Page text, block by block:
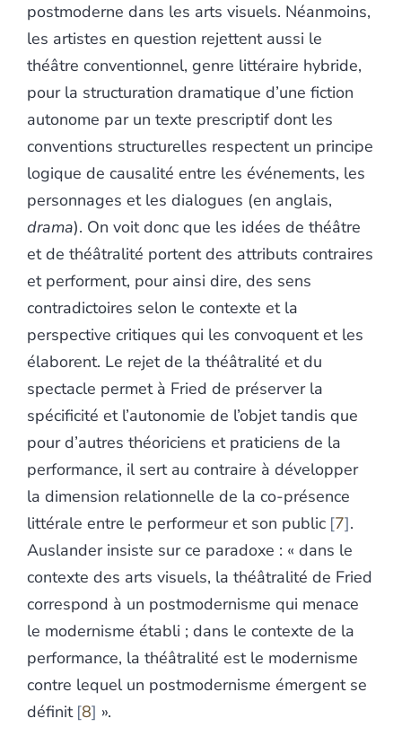
postmoderne dans les arts visuels. Néanmoins,
les artistes en question rejettent aussi le
théâtre conventionnel, genre littéraire hybride,
pour la structuration dramatique d’une fiction
autonome par un texte prescriptif dont les
conventions structurelles respectent un principe
logique de causalité entre les événements, les
personnages et les dialogues (en anglais,
drama). On voit donc que les idées de théâtre
et de théâtralité portent des attributs contraires
et performent, pour ainsi dire, des sens
contradictoires selon le contexte et la
perspective critiques qui les convoquent et les
élaborent. Le rejet de la théâtralité et du
spectacle permet à Fried de préserver la
spécificité et l’autonomie de l’objet tandis que
pour d’autres théoriciens et praticiens de la
performance, il sert au contraire à développer
la dimension relationnelle de la co-présence
littérale entre le performeur et son public 7 .
Auslander insiste sur ce paradoxe : « dans le
contexte des arts visuels, la théâtralité de Fried
correspond à un postmodernisme qui menace
le modernisme établi ; dans le contexte de la
performance, la théâtralité est le modernisme
contre lequel un postmodernisme émergent se
définit 8 ».